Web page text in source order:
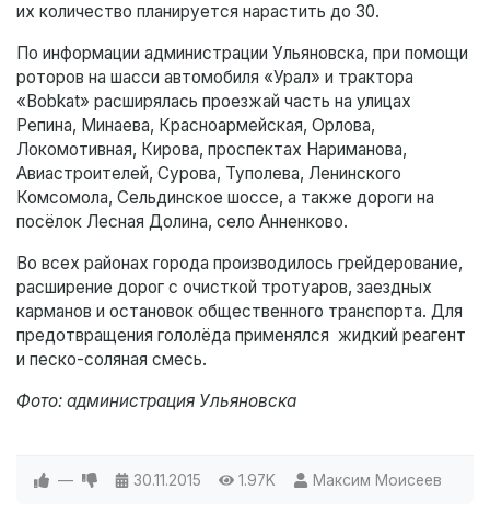
их количество планируется нарастить до 30.
По информации администрации Ульяновска, при помощи
роторов на шасси автомобиля «Урал» и трактора
«Bobkat» расширялась проезжай часть на улицах
Репина, Минаева, Красноармейская, Орлова,
Локомотивная, Кирова, проспектах Нариманова,
Авиастроителей, Сурова, Туполева, Ленинского
Комсомола, Сельдинское шоссе, а также дороги на
посёлок Лесная Долина, село Анненково.
Во всех районах города производилось грейдерование,
расширение дорог с очисткой тротуаров, заездных
карманов и остановок общественного транспорта. Для
предотвращения гололёда применялся жидкий реагент
и песко-соляная смесь.
Фото: администрация Ульяновска
— 30.11.2015 1.97K Максим Моисеев